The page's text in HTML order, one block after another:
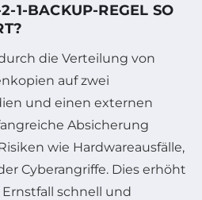
1-BACKUP-REGEL SO
die Verteilung von
auf zwei
und einen externen
Absicherung
wie Hardwareausfälle,
Cyberangriffe. Dies erhöht
schnell und